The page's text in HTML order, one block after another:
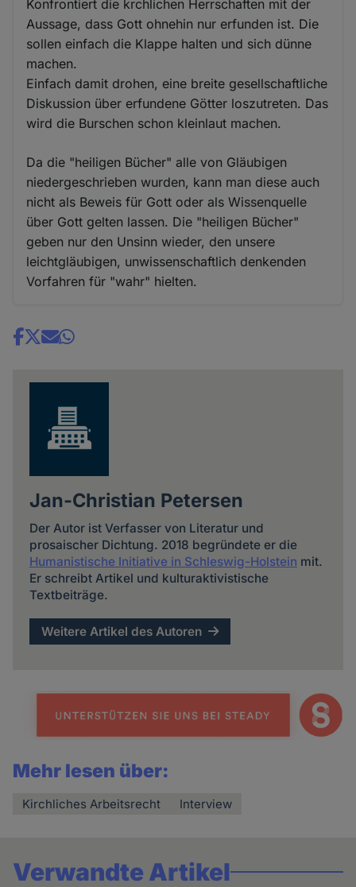
Konfrontiert die krchlichen Herrschaften mit der
Aussage, dass Gott ohnehin nur erfunden ist. Die
sollen einfach die Klappe halten und sich dünne
machen.
Einfach damit drohen, eine breite gesellschaftliche
Diskussion über erfundene Götter loszutreten. Das
wird die Burschen schon kleinlaut machen.
Da die "heiligen Bücher" alle von Gläubigen
niedergeschrieben wurden, kann man diese auch
nicht als Beweis für Gott oder als Wissenquelle
über Gott gelten lassen. Die "heiligen Bücher"
geben nur den Unsinn wieder, den unsere
leichtgläubigen, unwissenschaftlich denkenden
Vorfahren für "wahr" hielten.
Share
Jan-Christian Petersen
Der Autor ist Verfasser von Literatur und
prosaischer Dichtung. 2018 begründete er die
Humanistische Initiative in Schleswig-Holstein mit.
Er schreibt Artikel und kulturaktivistische
Textbeiträge.
Weitere Artikel des Autoren
Mehr lesen über:
Kirchliches Arbeitsrecht Interview
Verwandte Artikel